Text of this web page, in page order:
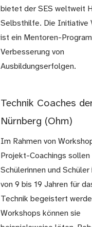
bietet der SES weltweit
Selbsthilfe. Die Initiative
ist ein Mentoren-
Verbesserung von
Ausbildungserfolgen.
Technik Coaches
Nürnberg (Ohm)
Im Rahmen von
Projekt-Coachings sollen
Schülerinnen und
von 9 bis 19 Jahren für
Technik begeistert
Workshops können sie